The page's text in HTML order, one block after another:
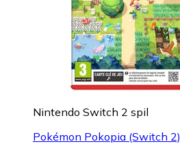
Nintendo Switch 2 spil
Pokémon Pokopia (Switch 2)